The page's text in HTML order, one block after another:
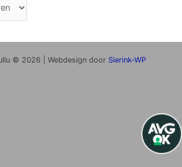
© 2026 | Webdesign door Sierink-WP